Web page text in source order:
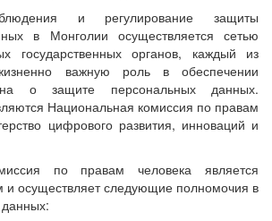
и регулирование защиты
в Монголии осуществляется сетью
государственных органов, каждый из
важную роль в обеспечении
о защите персональных данных.
Национальная комиссия по правам
цифрового развития, инноваций и
по правам человека является
и осуществляет следующие полномочия в